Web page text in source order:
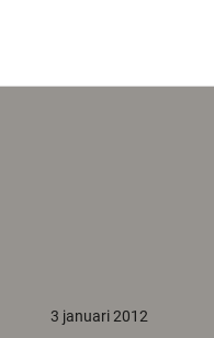
3 januari 2012